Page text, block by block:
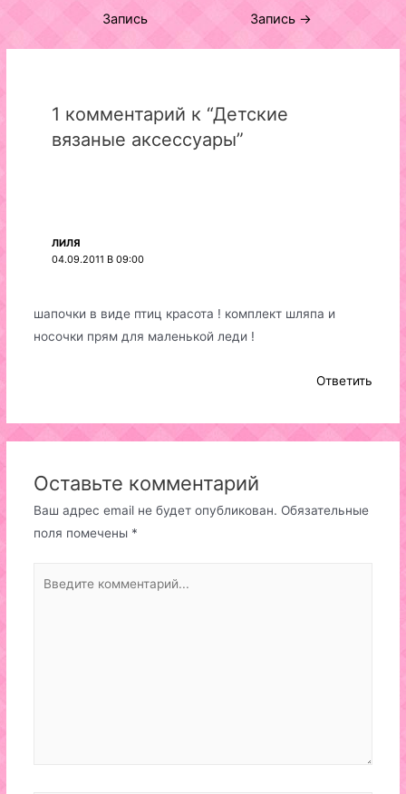
Запись
Запись →
1 комментарий к “Детские
вязаные аксессуары”
ЛИЛЯ
04.09.2011 В 09:00
шапочки в виде птиц красота ! комплект шляпа и
носочки прям для маленькой леди !
Ответить
Оставьте комментарий
Ваш адрес email не будет опубликован. Обязательные
поля помечены *